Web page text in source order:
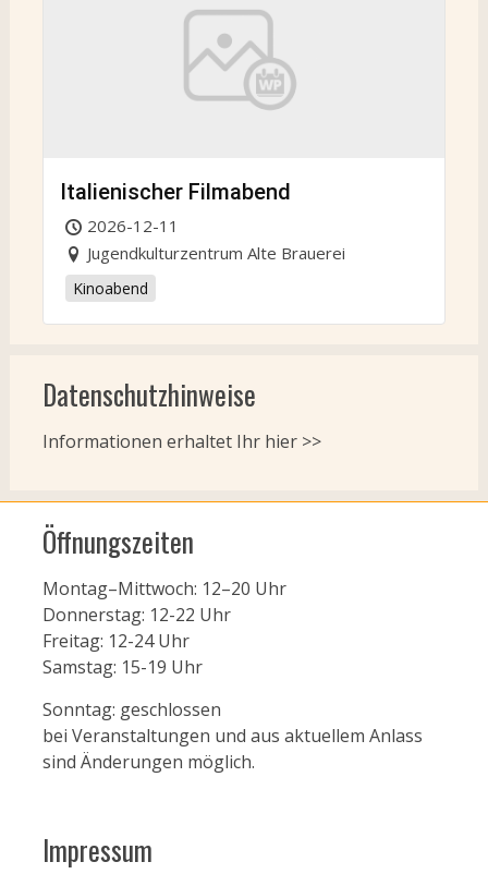
Italienischer Filmabend
2026-12-11
Jugendkulturzentrum Alte Brauerei
Kinoabend
Datenschutzhinweise
Informationen erhaltet Ihr hier >>
Öffnungszeiten
Montag–Mittwoch: 12–20 Uhr
Donnerstag: 12-22 Uhr
Freitag: 12-24 Uhr
Samstag: 15-19 Uhr
Sonntag: geschlossen
bei Veranstaltungen und aus aktuellem Anlass
sind Änderungen möglich.
Impressum